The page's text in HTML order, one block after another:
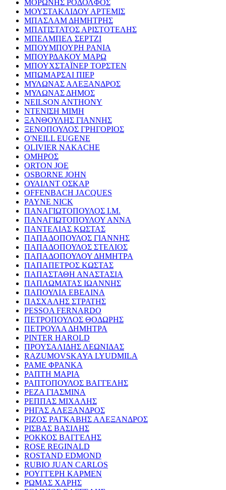
ΜΟΡΩΝΗΣ ΡΟΔΟΛΦΟΣ
ΜΟΥΣΤΑΚΛΙΔΟΥ ΑΡΤΕΜΙΣ
ΜΠΑΣΛΑΜ ΔΗΜΗΤΡΗΣ
ΜΠΑΤΙΣΤΑΤΟΣ ΑΡΙΣΤΟΤΕΛΗΣ
ΜΠΕΛΜΠΕΛ ΣΕΡΤΖΙ
ΜΠΟΥΜΠΟΥΡΗ ΡΑΝΙΑ
ΜΠΟΥΡΔΑΚΟΥ ΜΑΡΩ
ΜΠΟΥΧΣΤΑΪΝΕΡ ΤΟΡΣΤΕΝ
ΜΠΩΜΑΡΣΑΙ ΠΙΕΡ
ΜΥΛΩΝΑΣ ΑΛΕΞΑΝΔΡΟΣ
ΜΥΛΩΝΑΣ ΔΗΜΟΣ
NEILSON ANTHONY
ΝΤΕΝΙΣΗ ΜΙΜΗ
ΞΑΝΘΟΥΛΗΣ ΓΙΑΝΝΗΣ
ΞΕΝΟΠΟΥΛΟΣ ΓΡΗΓΟΡΙΟΣ
O'NEILL EUGENE
OLIVIER NAKACHE
ΟΜΗΡΟΣ
ORTON JOE
OSBORNE JOHN
ΟΥΑΙΛΝΤ ΟΣΚΑΡ
OFFENBACH JACQUES
PAYNE NICK
ΠΑΝΑΓΙΩΤΟΠΟΥΛΟΣ Ι.Μ.
ΠΑΝΑΓΙΩΤΟΠΟΥΛΟΥ ΑΝΝΑ
ΠΑΝΤΕΛΙΑΣ ΚΩΣΤΑΣ
ΠΑΠΑΔΟΠΟΥΛΟΣ ΓΙΑΝΝΗΣ
ΠΑΠΑΔΟΠΟΥΛΟΣ ΣΤΕΛΙΟΣ
ΠΑΠΑΔΟΠΟΥΛΟΥ ΔΗΜΗΤΡΑ
ΠΑΠΑΠΕΤΡΟΣ ΚΩΣΤΑΣ
ΠΑΠΑΣΤΑΘΗ ΑΝΑΣΤΑΣΙΑ
ΠΑΠΛΩΜΑΤΑΣ ΙΩΑΝΝΗΣ
ΠΑΠΟΥΛΙΑ ΕΒΕΛΙΝΑ
ΠΑΣΧΑΛΗΣ ΣΤΡΑΤΗΣ
PESSOA FERNARDO
ΠΕΤΡΟΠΟΥΛΟΣ ΘΟΔΩΡΗΣ
ΠΕΤΡΟΥΛΑ ΔΗΜΗΤΡΑ
PINTER HAROLD
ΠΡΟΥΣΑΛΙΔΗΣ ΛΕΩΝΙΔΑΣ
RAZUMOVSKAYA LYUDMILA
ΡΑΜΕ ΦΡΑΝΚΑ
ΡΑΠΤΗ ΜΑΡΙΑ
ΡΑΠΤΟΠΟΥΛΟΣ ΒΑΓΓΕΛΗΣ
ΡΕΖΑ ΓΙΑΣΜΙΝΑ
ΡΕΠΠΑΣ ΜΙΧΑΛΗΣ
ΡΗΓΑΣ ΑΛΕΞΑΝΔΡΟΣ
ΡΙΖΟΣ ΡΑΓΚΑΒΗΣ ΑΛΕΞΑΝΔΡΟΣ
ΡΙΣΒΑΣ ΒΑΣΙΛΗΣ
ΡΟΚΚΟΣ ΒΑΓΓΕΛΗΣ
ROSE REGINALD
ROSTAND EDMOND
RUBIO JUAN CARLOS
ΡΟΥΓΓΕΡΗ ΚΑΡΜΕΝ
ΡΩΜΑΣ ΧΑΡΗΣ